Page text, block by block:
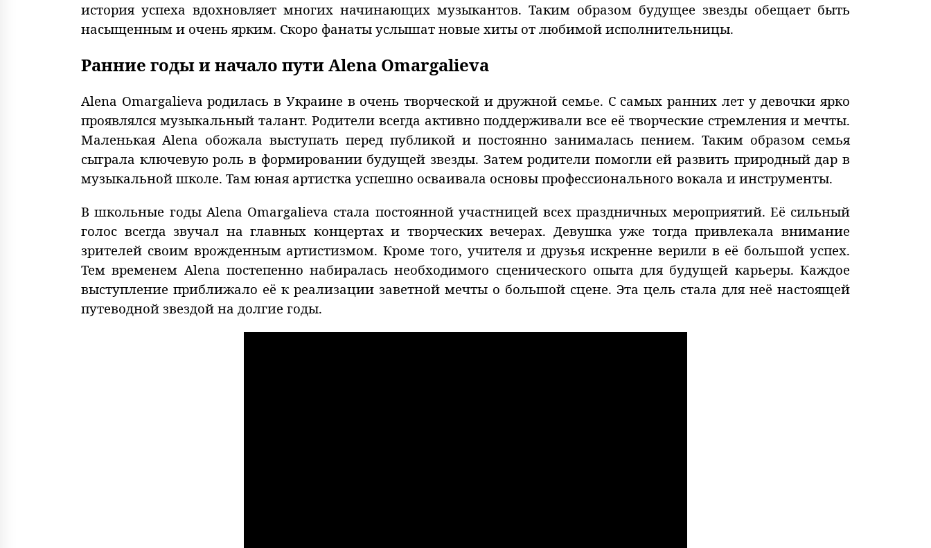
история успеха вдохновляет многих начинающих музыкантов. Таким образом будущее звезды обещает быть
насыщенным и очень ярким. Скоро фанаты услышат новые хиты от любимой исполнительницы.
Ранние годы и начало пути Alena Omargalieva
Alena Omargalieva родилась в Украине в очень творческой и дружной семье. С самых ранних лет у девочки ярко
проявлялся музыкальный талант. Родители всегда активно поддерживали все её творческие стремления и мечты.
Маленькая Alena обожала выступать перед публикой и постоянно занималась пением. Таким образом семья
сыграла ключевую роль в формировании будущей звезды. Затем родители помогли ей развить природный дар в
музыкальной школе. Там юная артистка успешно осваивала основы профессионального вокала и инструменты.
В школьные годы Alena Omargalieva стала постоянной участницей всех праздничных мероприятий. Её сильный
голос всегда звучал на главных концертах и творческих вечерах. Девушка уже тогда привлекала внимание
зрителей своим врожденным артистизмом. Кроме того, учителя и друзья искренне верили в её большой успех.
Тем временем Alena постепенно набиралась необходимого сценического опыта для будущей карьеры. Каждое
выступление приближало её к реализации заветной мечты о большой сцене. Эта цель стала для неё настоящей
путеводной звездой на долгие годы.